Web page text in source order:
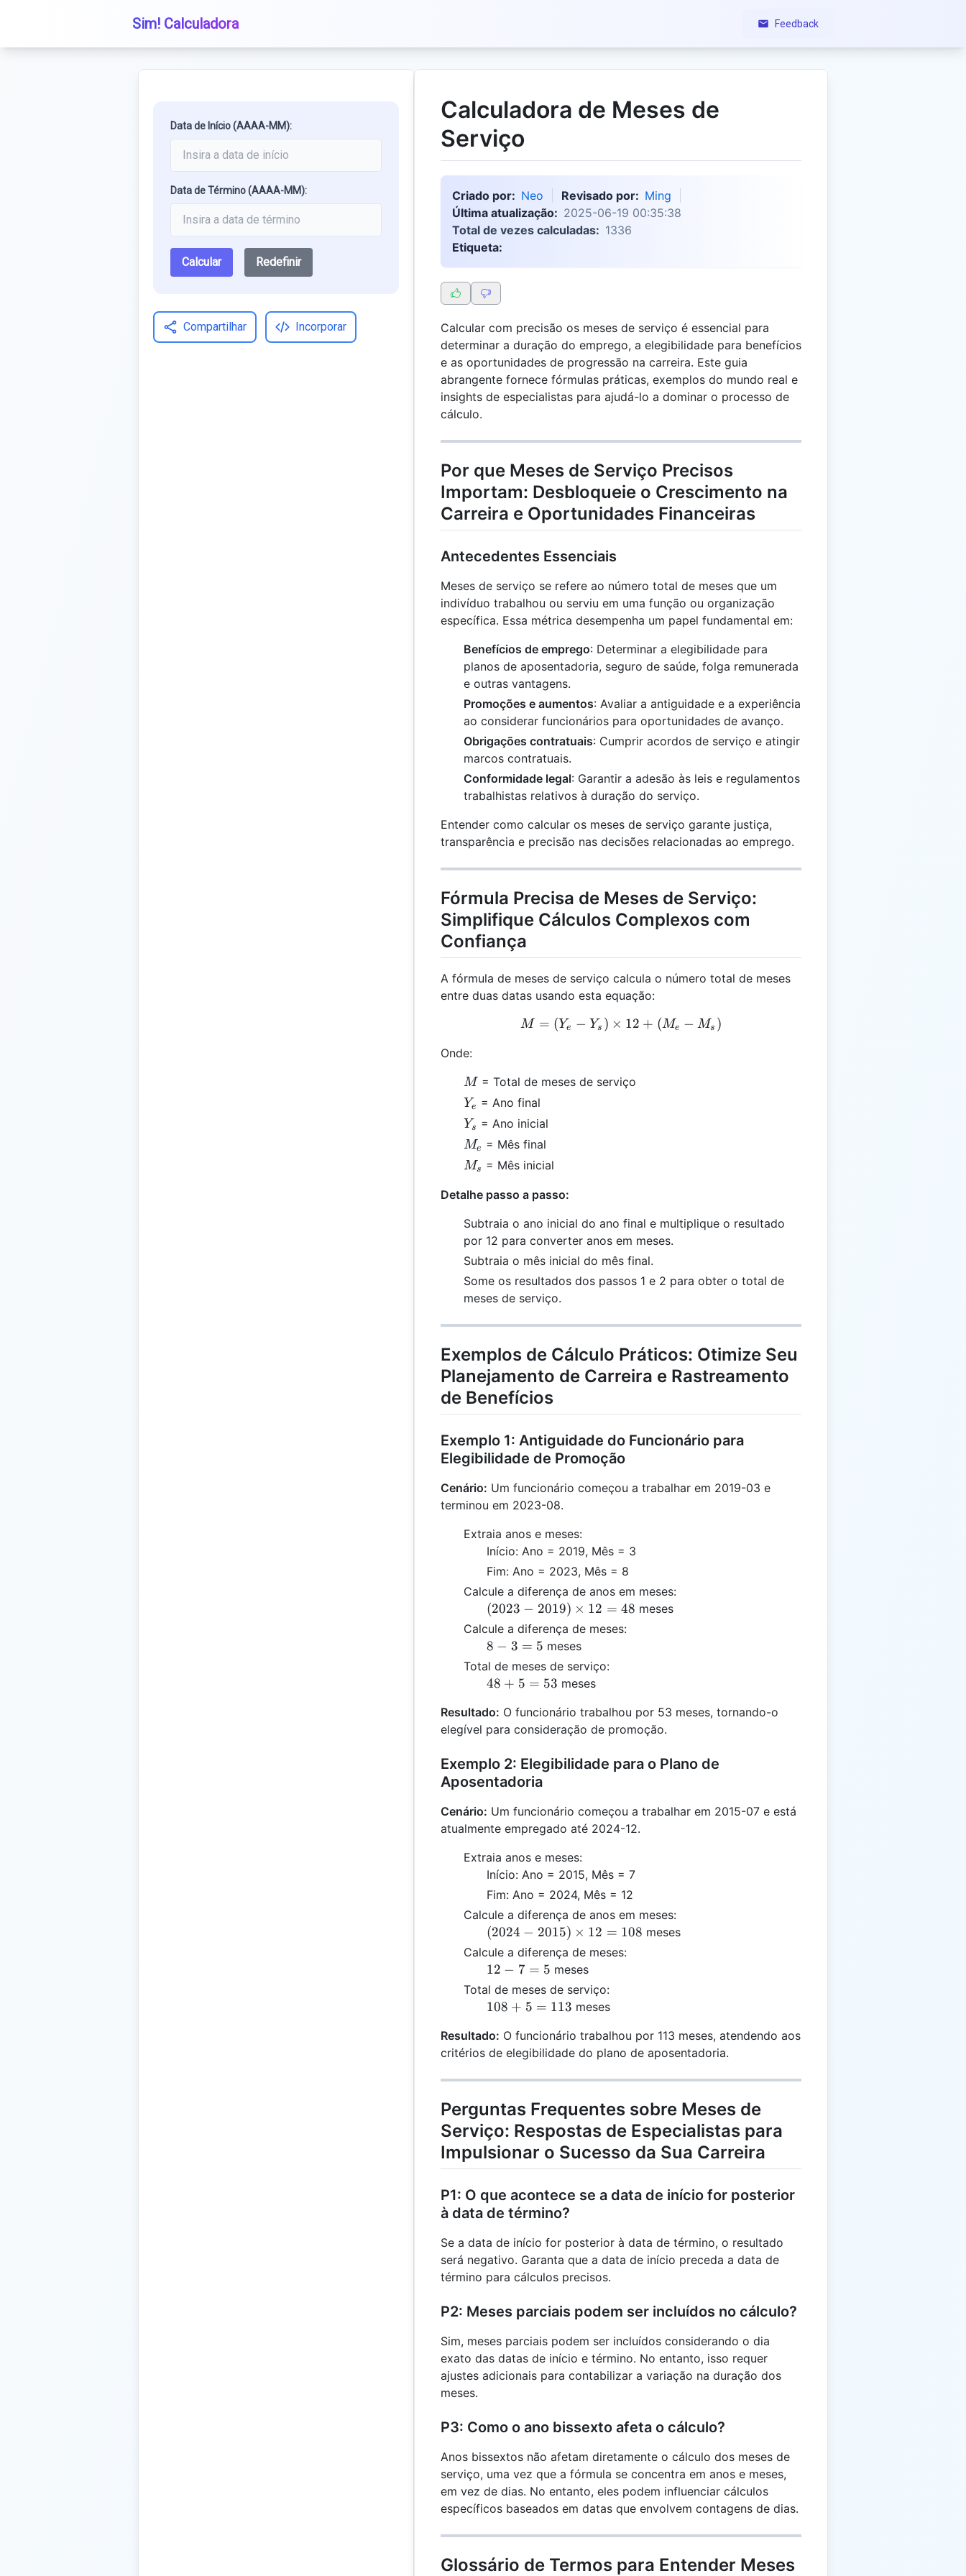
Sim! Calculadora Feedback
Data de Início (AAAA-MM):
Data de Término (AAAA-MM):
Calcular Redefinir
Compartilhar Incorporar
Calculadora de Meses de
Serviço
Criado por: Neo Revisado por: Ming
Última atualização: 2025-06-19 00:35:38
Total de vezes calculadas: 1336
Etiqueta:
Calcular com precisão os meses de serviço é essencial para
determinar a duração do emprego, a elegibilidade para benefícios
e as oportunidades de progressão na carreira. Este guia
abrangente fornece fórmulas práticas, exemplos do mundo real e
insights de especialistas para ajudá-lo a dominar o processo de
cálculo.
Por que Meses de Serviço Precisos
Importam: Desbloqueie o Crescimento na
Carreira e Oportunidades Financeiras
Antecedentes Essenciais
Meses de serviço se refere ao número total de meses que um
indivíduo trabalhou ou serviu em uma função ou organização
específica. Essa métrica desempenha um papel fundamental em:
Benefícios de emprego: Determinar a elegibilidade para
planos de aposentadoria, seguro de saúde, folga remunerada
e outras vantagens.
Promoções e aumentos: Avaliar a antiguidade e a experiência
ao considerar funcionários para oportunidades de avanço.
Obrigações contratuais: Cumprir acordos de serviço e atingir
marcos contratuais.
Conformidade legal: Garantir a adesão às leis e regulamentos
trabalhistas relativos à duração do serviço.
Entender como calcular os meses de serviço garante justiça,
transparência e precisão nas decisões relacionadas ao emprego.
Fórmula Precisa de Meses de Serviço:
Simplifique Cálculos Complexos com
Confiança
A fórmula de meses de serviço calcula o número total de meses
entre duas datas usando esta equação:
M = (Y_e - Y_s) \times 12 + (M_e - M_s)
M = (Ye − Ys ) × 12 + (Me − Ms )
Onde:
M
M = Total de meses de serviço
Y_e
Ye = Ano final
Y_s
Ys = Ano inicial
M_e
Me = Mês final
M_s
Ms = Mês inicial
Detalhe passo a passo:
Subtraia o ano inicial do ano final e multiplique o resultado
por 12 para converter anos em meses.
Subtraia o mês inicial do mês final.
Some os resultados dos passos 1 e 2 para obter o total de
meses de serviço.
Exemplos de Cálculo Práticos: Otimize Seu
Planejamento de Carreira e Rastreamento
de Benefícios
Exemplo 1: Antiguidade do Funcionário para
Elegibilidade de Promoção
Cenário: Um funcionário começou a trabalhar em 2019-03 e
terminou em 2023-08.
Extraia anos e meses:
Início: Ano = 2019, Mês = 3
Fim: Ano = 2023, Mês = 8
Calcule a diferença de anos em meses:
(2023
-
2019)
12 =
48
(2023 − 2019) × 12 = 48 meses
Calcule a diferença de meses:
8
-
3
5
8 − 3 = 5 meses
Total de meses de serviço:
48
5
=
48 + 5 = 53 meses
Resultado: O funcionário trabalhou por 53 meses, tornando-o
elegível para consideração de promoção.
Exemplo 2: Elegibilidade para o Plano de
Aposentadoria
Cenário: Um funcionário começou a trabalhar em 2015-07 e está
atualmente empregado até 2024-12.
Extraia anos e meses:
Início: Ano = 2015, Mês = 7
Fim: Ano = 2024, Mês = 12
Calcule a diferença de anos em meses:
(2024
-
2015)
12 =
108
(2024 − 2015) × 12 = 108 meses
Calcule a diferença de meses:
12
-
7
5
12 − 7 = 5 meses
Total de meses de serviço:
108
=
113
108 + 5 = 113 meses
Resultado: O funcionário trabalhou por 113 meses, atendendo aos
critérios de elegibilidade do plano de aposentadoria.
Perguntas Frequentes sobre Meses de
Serviço: Respostas de Especialistas para
Impulsionar o Sucesso da Sua Carreira
P1: O que acontece se a data de início for posterior
à data de término?
Se a data de início for posterior à data de término, o resultado
será negativo. Garanta que a data de início preceda a data de
término para cálculos precisos.
P2: Meses parciais podem ser incluídos no cálculo?
Sim, meses parciais podem ser incluídos considerando o dia
exato das datas de início e término. No entanto, isso requer
ajustes adicionais para contabilizar a variação na duração dos
meses.
P3: Como o ano bissexto afeta o cálculo?
Anos bissextos não afetam diretamente o cálculo dos meses de
serviço, uma vez que a fórmula se concentra em anos e meses,
em vez de dias. No entanto, eles podem influenciar cálculos
específicos baseados em datas que envolvem contagens de dias.
Glossário de Termos para Entender Meses